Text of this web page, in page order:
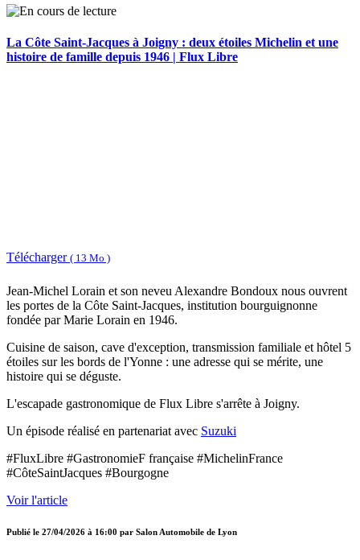
La Côte Saint-Jacques à Joigny : deux étoiles Michelin et une
histoire de famille depuis 1946 | Flux Libre
Télécharger ( 13 Mo )
Jean-Michel Lorain et son neveu Alexandre Bondoux nous ouvrent
les portes de la Côte Saint-Jacques, institution bourguignonne
fondée par Marie Lorain en 1946.
Cuisine de saison, cave d'exception, transmission familiale et hôtel 5
étoiles sur les bords de l'Yonne : une adresse qui se mérite, une
histoire qui se déguste.
L'escapade gastronomique de Flux Libre s'arrête à Joigny.
Un épisode réalisé en partenariat avec Suzuki
#FluxLibre #GastronomieF française #MichelinFrance
#CôteSaintJacques #Bourgogne
Voir l'article
Publié le 27/04/2026 à 16:00 par Salon Automobile de Lyon